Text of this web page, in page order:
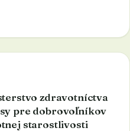
zdravotníctva
pre dobrovoľníkov
starostlivosti